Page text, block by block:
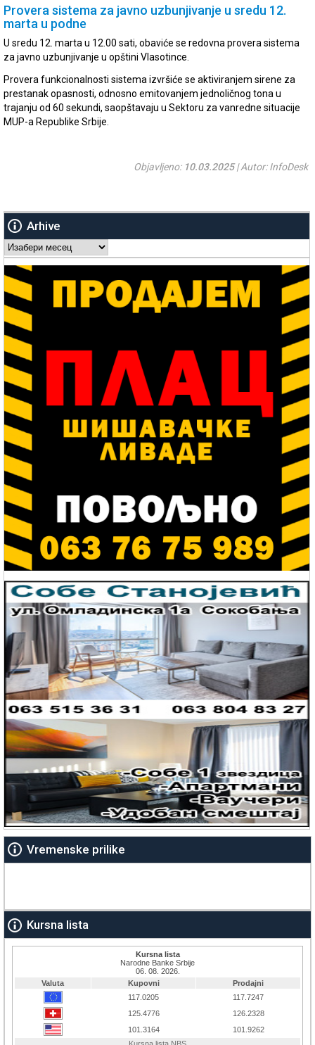
Provera sistema za javno uzbunjivanje u sredu 12.
marta u podne
U sredu 12. marta u 12.00 sati, obaviće se redovna provera sistema
za javno uzbunjivanje u opštini Vlasotince.
Provera funkcionalnosti sistema izvršiće se aktiviranjem sirene za
prestanak opasnosti, odnosno emitovanjem jednoličnog tona u
trajanju od 60 sekundi, saopštavaju u Sektoru za vanredne situacije
MUP-a Republike Srbije.
Objavljeno: 10.03.2025| Autor: InfoDesk
Arhive
Arhive
Vremenske prilike
Kursna lista